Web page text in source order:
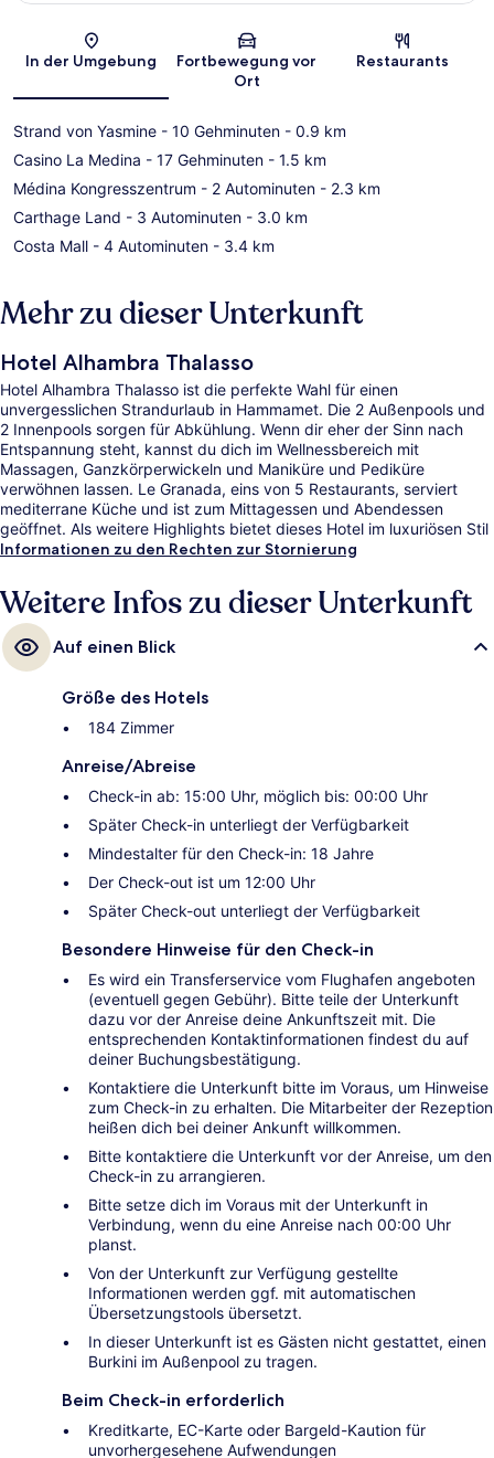
In der Umgebung
Fortbewegung vor
Ort
Restaurants
Strand von Yasmine - 10 Gehminuten - 0.9 km
Casino La Medina - 17 Gehminuten - 1.5 km
Médina Kongresszentrum - 2 Autominuten - 2.3 km
Carthage Land - 3 Autominuten - 3.0 km
Costa Mall - 4 Autominuten - 3.4 km
Mehr zu dieser Unterkunft
Hotel Alhambra Thalasso
Hotel Alhambra Thalasso ist die perfekte Wahl für einen
unvergesslichen Strandurlaub in Hammamet. Die 2 Außenpools und
2 Innenpools sorgen für Abkühlung. Wenn dir eher der Sinn nach
Entspannung steht, kannst du dich im Wellnessbereich mit
Massagen, Ganzkörperwickeln und Maniküre und Pediküre
verwöhnen lassen. Le Granada, eins von 5 Restaurants, serviert
mediterrane Küche und ist zum Mittagessen und Abendessen
geöffnet. Als weitere Highlights bietet dieses Hotel im luxuriösen Stil
3 Bars/Lounges, einen kostenlosen Kinderclub und eine Poolbar.
Informationen zu den Rechten zur Stornierung
Weitere Infos zu dieser Unterkunft
Auf einen Blick
Größe des Hotels
184 Zimmer
Anreise/Abreise
Check-in ab: 15:00 Uhr, möglich bis: 00:00 Uhr
Später Check-in unterliegt der Verfügbarkeit
Mindestalter für den Check-in: 18 Jahre
Der Check-out ist um 12:00 Uhr
Später Check-out unterliegt der Verfügbarkeit
Besondere Hinweise für den Check-in
Es wird ein Transferservice vom Flughafen angeboten
(eventuell gegen Gebühr). Bitte teile der Unterkunft
dazu vor der Anreise deine Ankunftszeit mit. Die
entsprechenden Kontaktinformationen findest du auf
deiner Buchungsbestätigung.
Kontaktiere die Unterkunft bitte im Voraus, um Hinweise
zum Check-in zu erhalten. Die Mitarbeiter der Rezeption
heißen dich bei deiner Ankunft willkommen.
Bitte kontaktiere die Unterkunft vor der Anreise, um den
Check-in zu arrangieren.
Bitte setze dich im Voraus mit der Unterkunft in
Verbindung, wenn du eine Anreise nach 00:00 Uhr
planst.
Von der Unterkunft zur Verfügung gestellte
Informationen werden ggf. mit automatischen
Übersetzungstools übersetzt.
In dieser Unterkunft ist es Gästen nicht gestattet, einen
Burkini im Außenpool zu tragen.
Beim Check-in erforderlich
Kreditkarte, EC-Karte oder Bargeld-Kaution für
unvorhergesehene Aufwendungen